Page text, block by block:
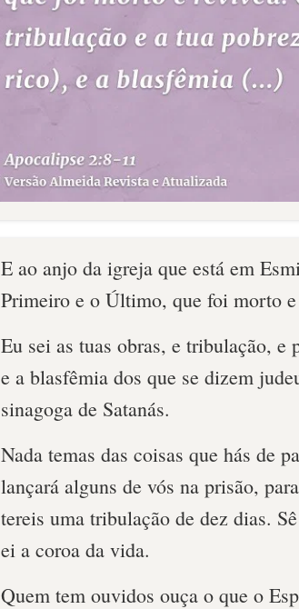
E ao anjo da igreja que está em
Primeiro e o Último, que foi morto
Eu sei as tuas obras, e tribulação, e
e a blasfêmia dos que se dizem
sinagoga de Satanás.
Nada temas das coisas que hás de
lançará alguns de vós na prisão,
tereis uma tribulação de dez dias.
ei a coroa da vida.
Quem tem ouvidos ouça o que o